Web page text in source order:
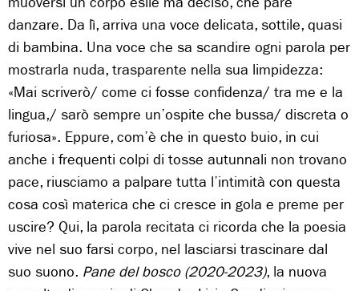
danzare. Da lì, arriva una voce delicata, sottile, quasi
di bambina. Una voce che sa scandire ogni parola per
mostrarla nuda, trasparente nella sua limpidezza:
«Mai scriverò/ come ci fosse confidenza/ tra me e la
lingua,/ sarò sempre un’ospite che bussa/ discreta o
furiosa». Eppure, com’è che in questo buio, in cui
anche i frequenti colpi di tosse autunnali non trovano
pace, riusciamo a palpare tutta l’intimità con questa
cosa così materica che ci cresce in gola e preme per
uscire? Qui, la parola recitata ci ricorda che la poesia
vive nel suo farsi corpo, nel lasciarsi trascinare dal
suo suono. Pane del bosco (2020-2023), la nuova